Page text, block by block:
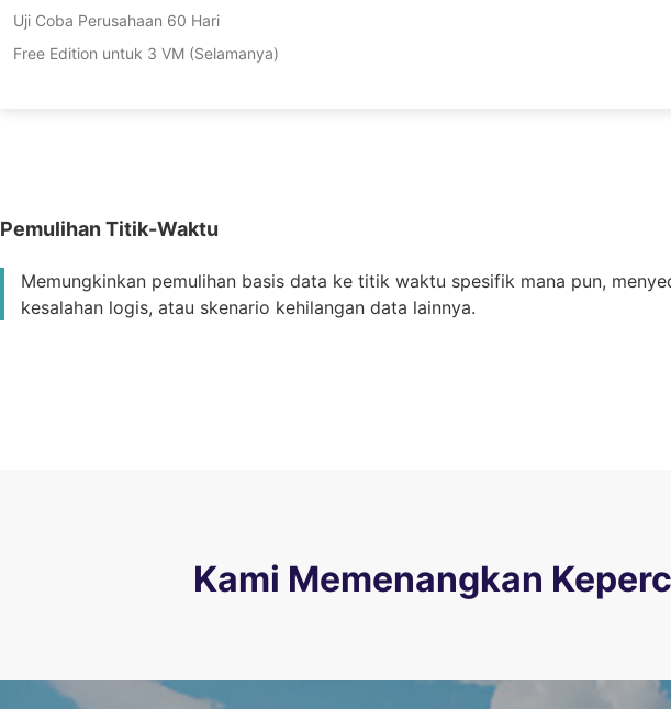
Uji Coba Perusahaan 60 Hari
Free Edition untuk 3 VM (Selamanya)
Pemulihan Titik-Waktu
Memungkinkan pemulihan basis data ke titik waktu spesifik mana pun,
kesalahan logis, atau skenario kehilangan data lainnya.
Kami Memenangkan